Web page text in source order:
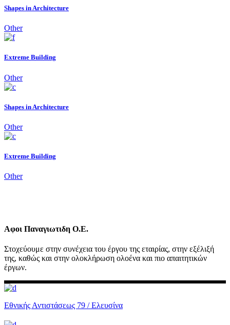
Shapes in Architecture
Other
Extreme Building
Other
Shapes in Architecture
Other
Extreme Building
Other
Αφοι Παναγιωτιδη Ο.Ε.
Στοχεύουμε στην συνέχεια του έργου της εταιρίας, στην εξέλιξή
της, καθώς και στην ολοκλήρωση ολοένα και πιο απαιτητικών
έργων.
Εθνικής Αντιστάσεως 79 / Ελευσίνα